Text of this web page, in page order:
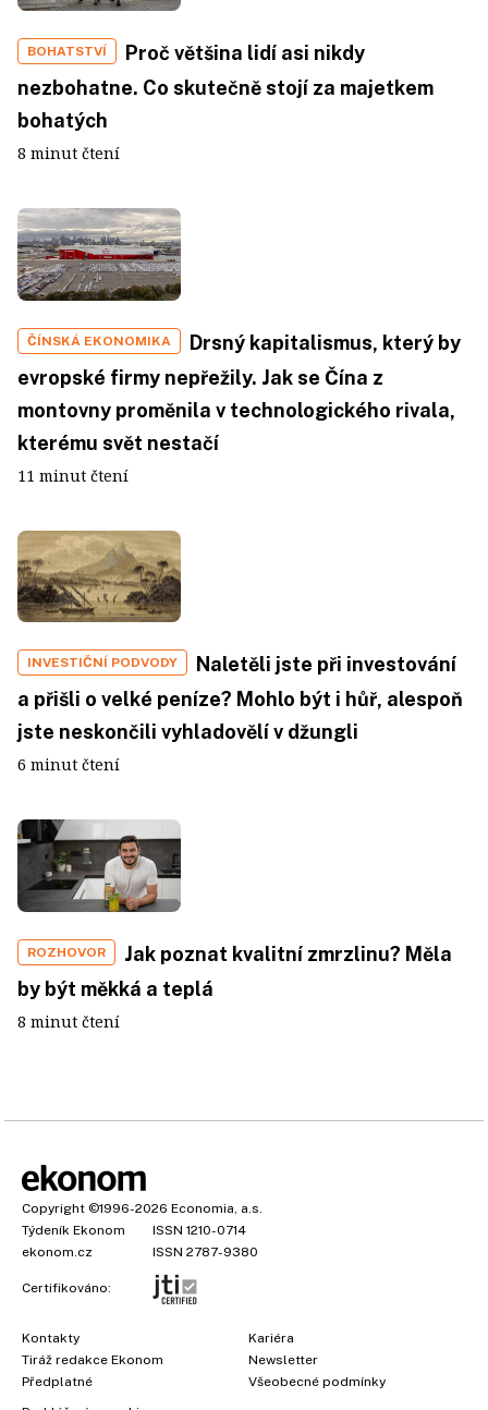
BOHATSTVÍ
Proč většina lidí asi nikdy
nezbohatne. Co skutečně stojí za majetkem
bohatých
8 minut čtení
ČÍNSKÁ EKONOMIKA
Drsný kapitalismus, který by
evropské firmy nepřežily. Jak se Čína z
montovny proměnila v technologického rivala,
kterému svět nestačí
11 minut čtení
INVESTIČNÍ PODVODY
Naletěli jste při investování
a přišli o velké peníze? Mohlo být i hůř, alespoň
jste neskončili vyhladovělí v džungli
6 minut čtení
ROZHOVOR
Jak poznat kvalitní zmrzlinu? Měla
by být měkká a teplá
8 minut čtení
Copyright ©1996-2026 Economia, a.s.
Týdeník Ekonom
ISSN 1210-0714
ekonom.cz
ISSN 2787-9380
Certifikováno:
Kontakty
Tiráž redakce Ekonom
Předplatné
Kariéra
Newsletter
Všeobecné podmínky